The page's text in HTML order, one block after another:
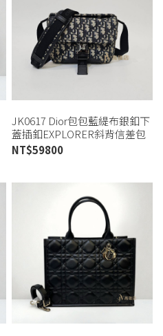
JK0617 Dior包包藍緹布銀釦下
蓋插釦EXPLORER斜背信差包
(喬萱高雄店)
NT$59800